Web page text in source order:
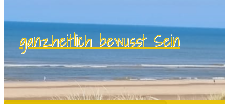
ganzheitlich bewusst Sein